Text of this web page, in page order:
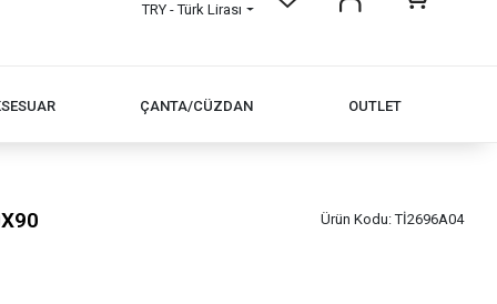
TRY - Türk Lirası
ÇANTA/CÜZDAN OUTLET
Ürün Kodu:Tİ2696A04